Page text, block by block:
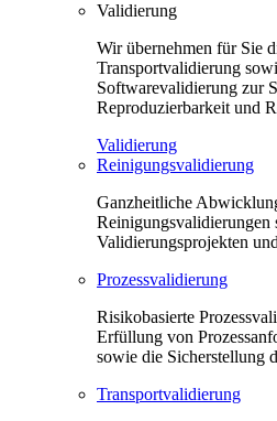
Validierung
Wir übernehmen für Sie
Transportvalidierung
Softwarevalidierung zur
Reproduzierbarkeit und
Validierung
Reinigungsvalidierung
Ganzheitliche
Reinigungsvalidierungen
Validierungsprojekten
Prozessvalidierung
Risikobasierte
Erfüllung von
sowie die Sicherstellung
Transportvalidierung